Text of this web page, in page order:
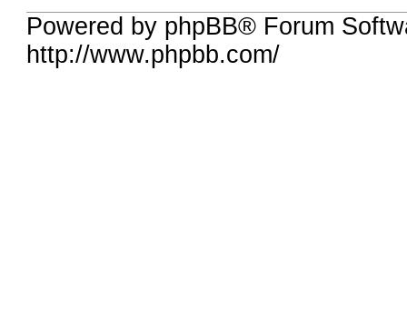
Powered by phpBB® Forum
http://www.phpbb.com/